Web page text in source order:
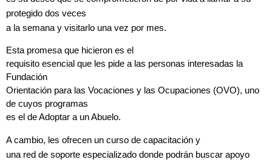
protegido dos veces
a la semana y visitarlo una vez por mes.
Esta promesa que hicieron es el
requisito esencial que les pide a las personas interesadas la
Fundación
Orientación para las Vocaciones y las Ocupaciones (OVO), uno
de cuyos programas
es el de Adoptar a un Abuelo.
A cambio, les ofrecen un curso de capacitación y
una red de soporte especializado donde podrán buscar apoyo